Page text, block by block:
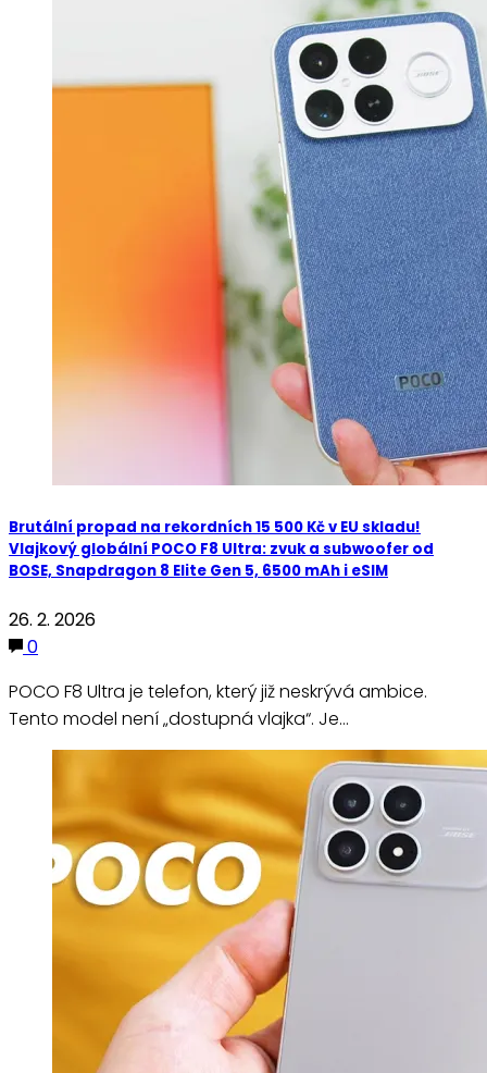
Brutální propad na rekordních 15 500 Kč v EU skladu!
Vlajkový globální POCO F8 Ultra: zvuk a subwoofer od
BOSE, Snapdragon 8 Elite Gen 5, 6500 mAh i eSIM
26. 2. 2026
0
POCO F8 Ultra je telefon, který již neskrývá ambice.
Tento model není „dostupná vlajka“. Je…